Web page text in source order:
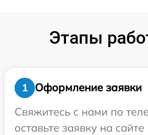
Этапы
1
Оформление заявки
Свяжитесь с нами по
оставьте заявку на сайте